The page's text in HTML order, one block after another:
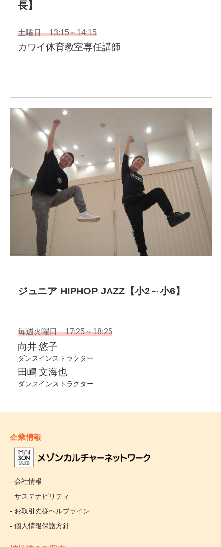
企業情報
- 会社情報
- サステナビリティ
- お取引先様ヘルプライン
- 個人情報保護方針